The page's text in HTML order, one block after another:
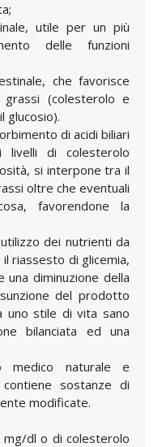
utile per un più
delle funzioni
che favorisce
grassi (colesterolo e
glucosio).
di acidi biliari
livelli di colesterolo
si interpone tra il
oltre che eventuali
favorendone la
dei nutrienti da
riassesto di glicemia,
diminuzione della
del prodotto
uno stile di vita sano
bilanciata ed una
medico naturale e
sostanze di
modificate.
dl o di colesterolo